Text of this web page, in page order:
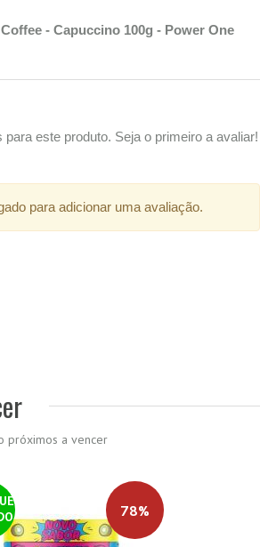
- Capuccino 100g - Power One
este produto. Seja o primeiro a avaliar!
para adicionar uma avaliação.
próximos a vencer
78%